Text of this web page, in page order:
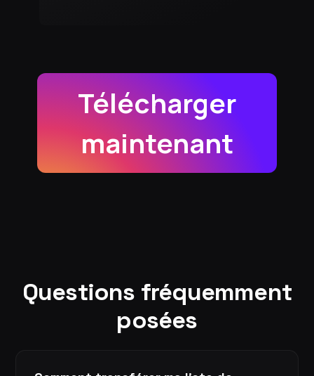
Télécharger
maintenant
Questions fréquemment
posées